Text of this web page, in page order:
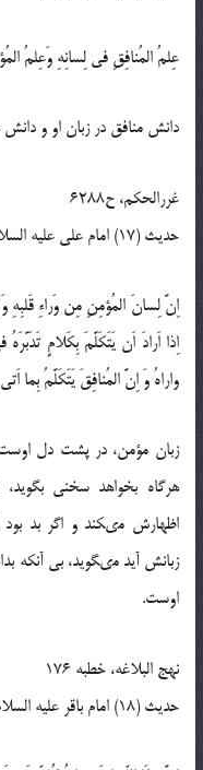
عِلمُ المُنافِقِ في لِسانِهِ وَعِلمُ
دانش منافق در زبان او و
غررالحكم، ح6288
حدیث (17) امام على عليه‏ السلام :
اِنَّ لِسانَ المُؤمِنِ مِن وَراءِ قَلبِهِ
اِذا اَرادَ اَن يَتَكَلَّمَ بِكَلامٍ
واراهُ وَ اِنَّ المُنافِقَ يَتَكَلَّمُ بِما
زبان مؤمن، در پشت دل
هرگاه بخواهد سخنى بگويد،
اظهارش مى‏كند و اگر بد بود
زبانش آيد مى‏گويد، بى آن‏كه
اوست.
نهج البلاغه، خطبه 176
حدیث (18) امام باقر عليه‏ السلام :